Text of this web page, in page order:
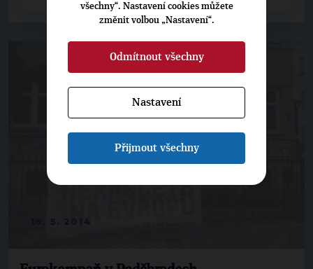
všechny“. Nastavení cookies můžete
změnit volbou „Nastavení“.
Odmítnout všechny
Nastavení
Přijmout všechny